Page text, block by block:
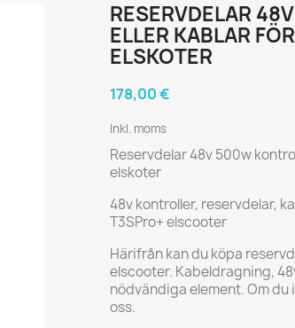
RESERVDELAR
ELLER KABLAR
ELSKOTER
178,00 €
Inkl. moms
Reservdelar 48v 500w
elskoter
48v kontroller, reservdelar,
T3SPro+ elscooter
Härifrån kan du köpa
elscooter. Kabeldragning,
nödvändiga element. Om
oss.